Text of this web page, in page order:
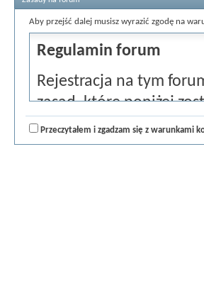
Aby przejść dalej musisz wyrazić zgodę na
Regulamin forum
Rejestracja na tym
zasad, które poniżej
zaznacz pole "Zgadzam
zgadzasz się i
Przeczytałem i zgadzam się z warunkami